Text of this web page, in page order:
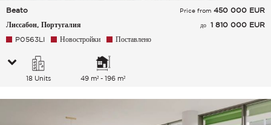
Beato
Лиссабон, Португалия
Price from 450 000 EUR
до 1 810 000 EUR
P0563LI
Новостройки Поставлено
18 Units 49 m² - 196 m²